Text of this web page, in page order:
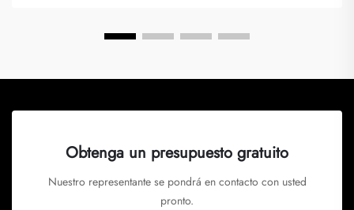
Obtenga un presupuesto gratuito
Nuestro representante se pondrá en contacto con usted
pronto.